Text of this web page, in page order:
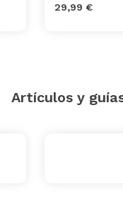
29,99 €
Artículos y